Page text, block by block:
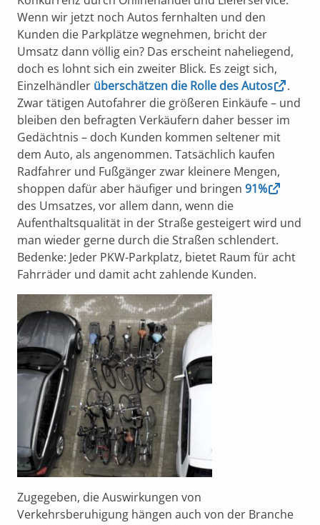
Wenn wir jetzt noch Autos fernhalten und den
Kunden die Parkplätze wegnehmen, bricht der
Umsatz dann völlig ein? Das erscheint naheliegend,
doch es lohnt sich ein zweiter Blick. Es zeigt sich,
Einzelhändler überschätzen die Rolle des Autos
.
Zwar tätigen Autofahrer die größeren Einkäufe – und
bleiben den befragten Verkäufern daher besser im
Gedächtnis – doch Kunden kommen seltener mit
dem Auto, als angenommen. Tatsächlich kaufen
Radfahrer und Fußgänger zwar kleinere Mengen,
shoppen dafür aber häufiger und bringen 91%
des Umsatzes, vor allem dann, wenn die
Aufenthaltsqualität in der Straße gesteigert wird und
man wieder gerne durch die Straßen schlendert.
Bedenke: Jeder PKW-Parkplatz, bietet Raum für acht
Fahrräder und damit acht zahlende Kunden.
Zugegeben, die Auswirkungen von
Verkehrsberuhigung hängen auch von der Branche